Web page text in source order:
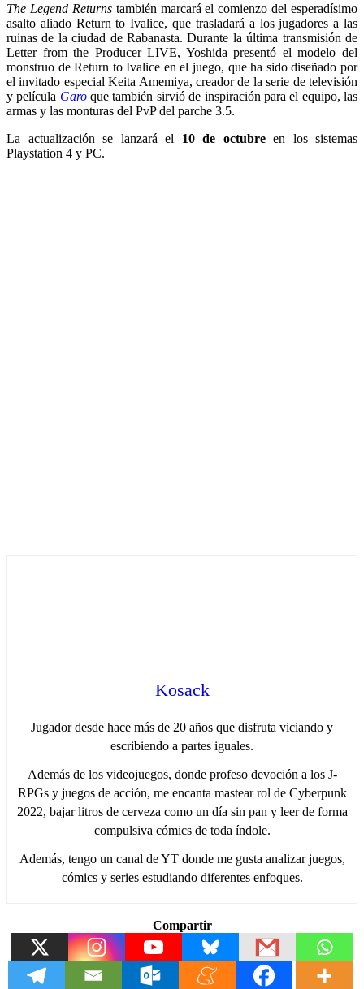
The Legend Returnstambién marcará el comienzo del esperadísimo
asalto aliado Return to Ivalice, que trasladará a los jugadores a las
ruinas de la ciudad de Rabanasta. Durante la última transmisión de
Letter from the Producer LIVE, Yoshida presentó el modelo del
monstruo de Return to Ivalice en el juego, que ha sido diseñado por
el invitado especial Keita Amemiya, creador de la serie de televisión
y película Garo que también sirvió de inspiración para el equipo, las
armas y las monturas del PvP del parche 3.5.
La actualización se lanzará el 10 de octubreen los sistemas
Playstation 4 y PC.
Kosack
Jugador desde hace más de 20 años que disfruta viciando y
escribiendo a partes iguales.
Además de los videojuegos, donde profeso devoción a los J-
RPGs y juegos de acción, me encanta mastear rol de Cyberpunk
2022, bajar litros de cerveza como un día sin pan y leer de forma
compulsiva cómics de toda índole.
Además, tengo un canal de YT donde me gusta analizar juegos,
cómics y series estudiando diferentes enfoques.
Compartir